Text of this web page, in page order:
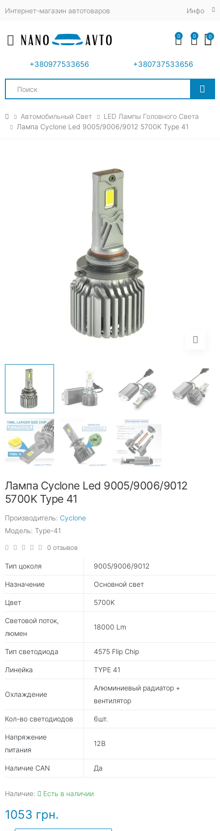
Интернет-магазин автотоваров Инфо
Toggle mobile menu
+380977533656 +380737533656
Search
0 0 0
Автомобильный Свет
LED Лампы Головного Света
Лампа Cyclone Led 9005/9006/9012 5700K Type 41
Лампа Cyclone Led 9005/9006/9012
5700K Type 41
Производитель: Cyclone
Модель: Type-41
0 отзывов
Тип цоколя 9005/9006/9012
Назначение Основной свет
Цвет 5700K
Световой поток,
люмен
18000 Lm
Тип светодиода 4575 Flip Chip
Линейка TYPE 41
Охлаждение
Алюминиевый радиатор +
вентилятор
Кол-во светодиодов 6шт.
Напряжение
питания
12В
Наличие CAN Да
Наличие: Есть в наличии
1053 грн.